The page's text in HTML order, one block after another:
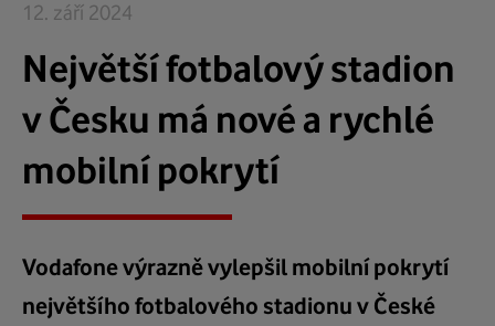
12. září 2024
Největší fotbalový stadion
v Česku má nové a rychlé
mobilní pokrytí
Vodafone výrazně vylepšil mobilní pokrytí
největšího fotbalového stadionu v České